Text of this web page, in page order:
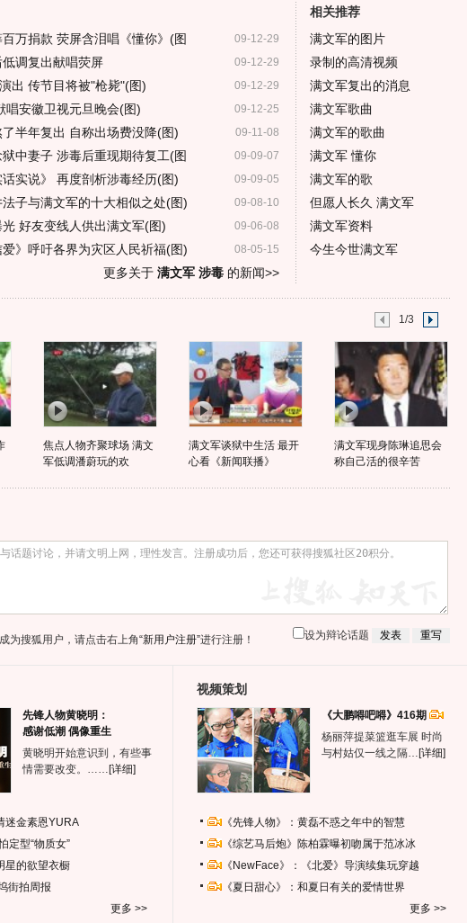
09-12-29
万捐款 荧屏含泪唱《懂你》(图
09-12-29
调复出献唱荧屏
09-12-29
出 传节目将被"枪毙"(图)
09-12-25
唱安徽卫视元旦晚会(图)
09-11-08
半年复出 自称出场费没降(图)
09-09-07
中妻子 涉毒后重现期待复工(图
09-09-05
实说》 再度剖析涉毒经历(图)
09-08-10
子与满文军的十大相似之处(图)
09-06-08
好友变线人供出满文军(图)
08-05-15
》呼吁各界为灾区人民祈福(图)
更多关于 满文军 涉毒的新闻>>
相关推荐
满文军的图片
录制的高清视频
满文军复出的消息
满文军歌曲
满文军的歌曲
满文军 懂你
满文军的歌
但愿人长久 满文军
满文军资料
今生今世满文军
1/3
焦点人物齐聚球场 满文
军低调潘蔚玩的欢
满文军谈狱中生活 最开
心看《新闻联播》
满文军现身陈琳追思会
称自己活的很辛苦
为搜狐用户，请点击右上角“新用户注册”进行注册！ 设为辩论话题
先锋人物黄晓明：
感谢低潮 偶像重生
黄晓明开始意识到，有些事
情需要改变。…… [详细]
迷金素恩YURA
定型“物质女”
星的欲望衣橱
街拍周报
更多 >>
视频策划
《大鹏嘚吧嘚》416期
杨丽萍提菜篮逛车展 时尚
与村姑仅一线之隔… [详细]
《先锋人物》：黄磊不惑之年中的智慧
《综艺马后炮》陈柏霖曝初吻属于范冰冰
《NewFace》：《北爱》导演续集玩穿越
《夏日甜心》：和夏日有关的爱情世界
更多 >>